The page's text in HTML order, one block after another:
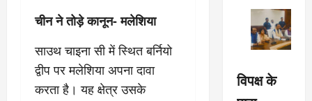
चीन ने तोड़े कानून- मलेशिया
साउथ चाइना सी में स्थित बर्नियो
द्वीप पर मलेशिया अपना दावा
करता है। यह क्षेत्र उसके
विपक्ष के